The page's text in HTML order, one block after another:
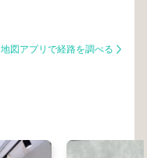
地図アプリで経路を調べる